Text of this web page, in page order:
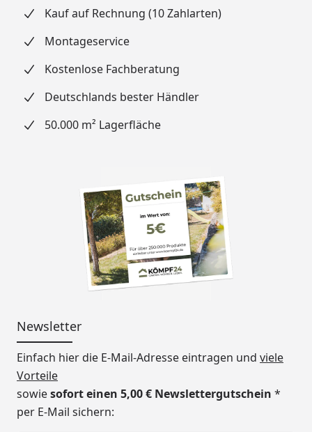
Kauf auf Rechnung (10 Zahlarten)
Montageservice
Kostenlose Fachberatung
Deutschlands bester Händler
50.000 m² Lagerfläche
Newsletter
Einfach hier die E-Mail-Adresse eintragen und viele
Vorteile
sowiesofort einen 5,00 € Newslettergutschein *
per E-Mail sichern: